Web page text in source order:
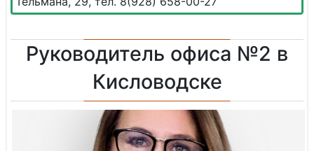
Руководитель офиса №2 в
Кисловодске